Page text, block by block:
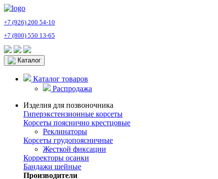
+7 (926) 200 54-10
+7 (800) 550 13-65
Каталог
Каталог товаров
Распродажа
Изделия для позвоночника
Гиперэкстензионные корсеты
Корсеты пояснично крестцовые
Реклинаторы
Корсеты грудопоясничные
Жесткой фиксации
Корректоры осанки
Бандажи шейные
Производители